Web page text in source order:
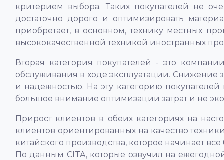
критерием выбора. Таких покупателей не
достаточно дорого и оптимизировать
приобретает, в основном, технику местных
высококачественной техникой иностранных
Вторая категория покупателей - это
обслуживания в ходе эксплуатации. Снижение
и надежностью. На эту категорию
большое внимание оптимизации затрат и не
Прирост клиентов в обеих категориях на
клиентов ориентированных на качество
китайского производства, которое начинает
По данным CITA, которые озвучил на